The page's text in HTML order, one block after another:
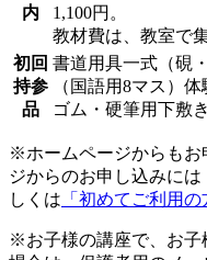
内
1,100円。
教材費は、教室で
初回
持参
品
書道用具一式（硯
（国語用8マス）
ゴム・硬筆用下敷き
※ホームページからもお
ジからのお申し込みに
しくは 「初めてご利用の
※お子様の講座で、お子